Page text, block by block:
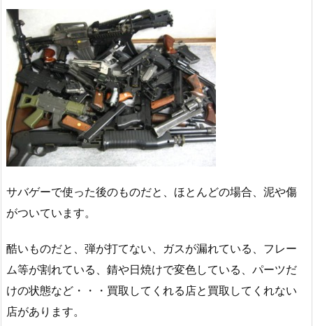
サバゲーで使った後のものだと、ほとんどの場合、泥や傷
がついています。
酷いものだと、弾が打てない、ガスが漏れている、フレー
ム等が割れている、錆や日焼けで変色している、パーツだ
けの状態など・・・買取してくれる店と買取してくれない
店があります。